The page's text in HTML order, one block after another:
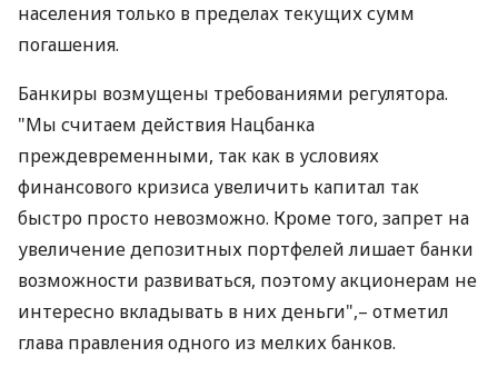
населения только в пределах текущих сумм
погашения.
Банкиры возмущены требованиями регулятора.
"Мы считаем действия Нацбанка
преждевременными, так как в условиях
финансового кризиса увеличить капитал так
быстро просто невозможно. Кроме того, запрет на
увеличение депозитных портфелей лишает банки
возможности развиваться, поэтому акционерам не
интересно вкладывать в них деньги",– отметил
глава правления одного из мелких банков.